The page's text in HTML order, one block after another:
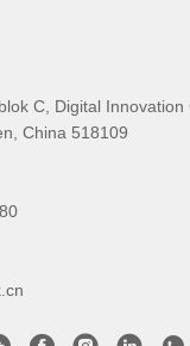
C, Digital
China 518109